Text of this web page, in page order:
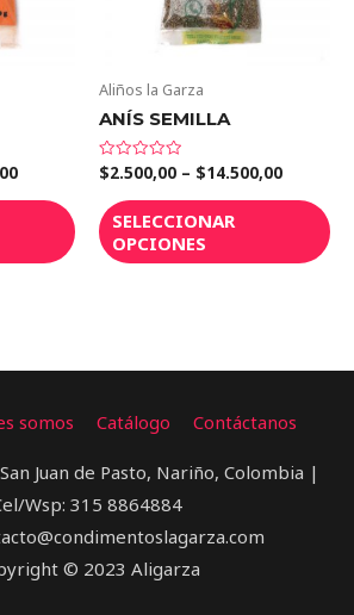
Aliños la Garza
ANÍS SEMILLA
Valorado
en
de
5
$2.500,00 – $14.500,00
SELECCIONAR
OPCIONES
somos Catálogo Contáctanos
Juan de Pasto, Nariño, Colombia |
Wsp: 315 8864884
© 2023 Aligarza